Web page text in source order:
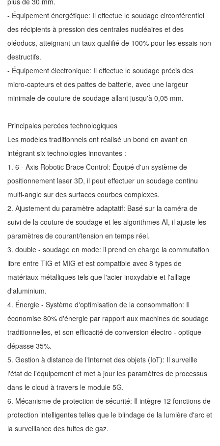
- Équipement énergétique: Il effectue le soudage circonférentiel
des récipients à pression des centrales nucléaires et des
oléoducs, atteignant un taux qualifié de 100% pour les essais non
destructifs.
- Équipement électronique: Il effectue le soudage précis des
micro-capteurs et des pattes de batterie, avec une largeur
minimale de couture de soudage allant jusqu'à 0,05 mm.
Principales percées technologiques
Les modèles traditionnels ont réalisé un bond en avant en
intégrant six technologies innovantes :
1. 6 - Axis Robotic Brace Control: Équipé d'un système de
positionnement laser 3D, il peut effectuer un soudage continu
multi-angle sur des surfaces courbes complexes.
2. Ajustement du paramètre adaptatif: Basé sur la caméra de
suivi de la couture de soudage et les algorithmes AI, il ajuste les
paramètres de courant/tension en temps réel.
3. double - soudage en mode: il prend en charge la commutation
libre entre TIG et MIG et est compatible avec 8 types de
matériaux métalliques tels que l'acier inoxydable et l'alliage
d'aluminium.
4. Énergie - Système d'optimisation de la consommation: Il
économise 80% d'énergie par rapport aux machines de soudage
traditionnelles, et son efficacité de conversion électro - optique
dépasse 35%.
5. Gestion à distance de l'Internet des objets (IoT): Il surveille
l'état de l'équipement et met à jour les paramètres de processus
dans le cloud à travers le module 5G.
6. Mécanisme de protection de sécurité: Il intègre 12 fonctions de
protection intelligentes telles que le blindage de la lumière d'arc et
la surveillance des fuites de gaz.